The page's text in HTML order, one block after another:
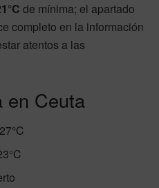
de mínima; el apartado
completo en la información
atentos a las
en Ceuta
27°C